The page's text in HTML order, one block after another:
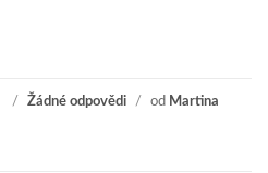
/ Žádné odpovědi / od Martina